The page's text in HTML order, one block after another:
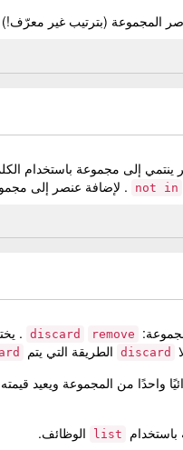
المجموعة (بترتيب غير
ينتمي إلى مجموعة باستخدام
not in . لإضافة عنصر إلى
discard remove
.
discard الطريقة التي يتم
واحدًا من المجموعة ويعيد
list الوظائف.